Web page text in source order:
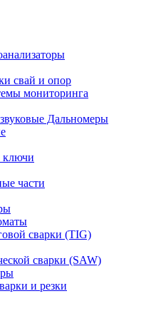
свай и опор
мониторинга
Дальномеры
ключи
части
сварки (TIG)
сварки (SAW)
и резки